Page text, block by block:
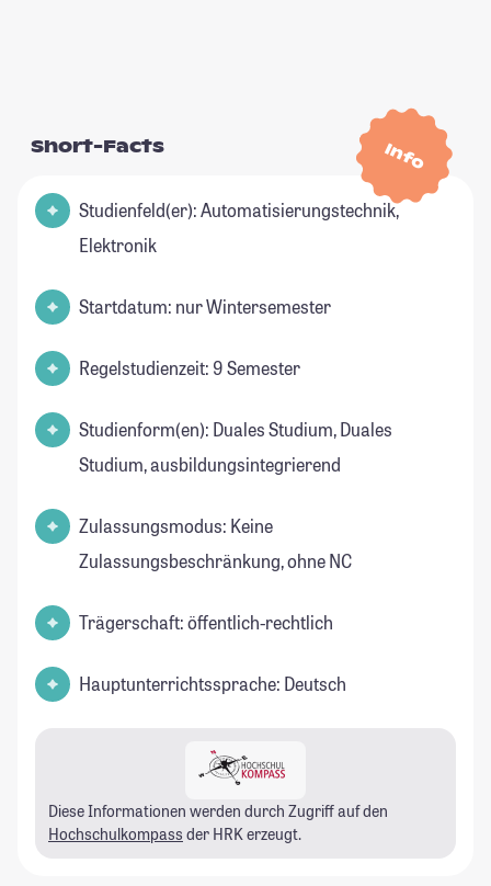
Info
Short-Facts
Studienfeld(er): Automatisierungstechnik,
Elektronik
Startdatum: nur Wintersemester
Regelstudienzeit: 9 Semester
Studienform(en): Duales Studium, Duales
Studium, ausbildungsintegrierend
Zulassungsmodus: Keine
Zulassungsbeschränkung, ohne NC
Trägerschaft: öffentlich-rechtlich
Hauptunterrichtssprache: Deutsch
Diese Informationen werden durch Zugriff auf den
Hochschulkompass der HRK erzeugt.